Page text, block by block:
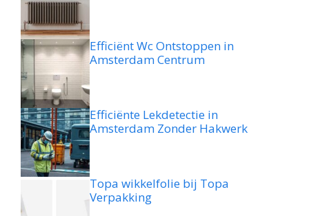
Efficiënt Wc Ontstoppen in
Amsterdam Centrum
Efficiënte Lekdetectie in
Amsterdam Zonder Hakwerk
Topa wikkelfolie bij Topa
Verpakking